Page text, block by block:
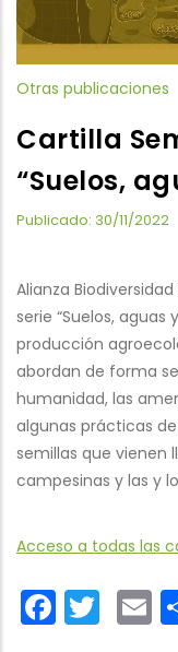
Otras publicaciones
Cartilla
“Suelos,
Publicado: 30/11/2022
Alianza
serie “Suelos,
producción
abordan de forma
humanidad, las
algunas prácticas
semillas que vienen
campesinas y las y
Acceso a todas las